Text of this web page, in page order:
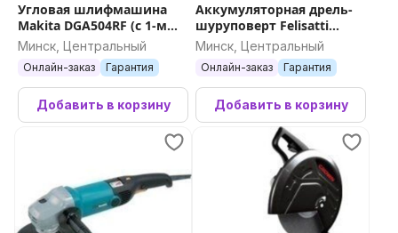
Угловая шлифмашина
Makita DGA504RF (с 1-м
АКБ, кейс)
Минск, Центральный
Онлайн-заказ Гарантия
Добавить в корзину
Аккумуляторная дрель-
шуруповерт Felisatti
FT16128
Минск, Центральный
Онлайн-заказ Гарантия
Добавить в корзину